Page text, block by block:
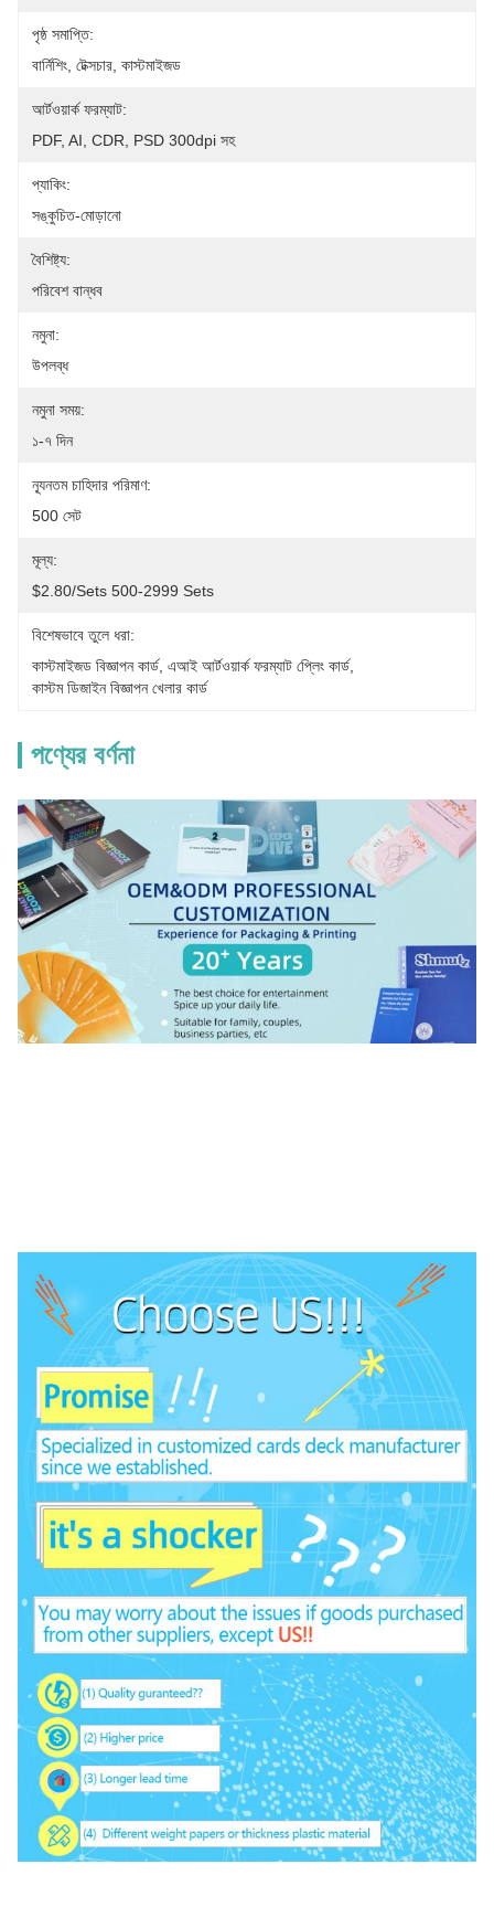
পৃষ্ঠ সমাপ্তি:
বার্নিশিং, টেক্সচার, কাস্টমাইজড
আর্টওয়ার্ক ফরম্যাট:
PDF, AI, CDR, PSD 300dpi সহ
প্যাকিং:
সঙ্কুচিত-মোড়ানো
বৈশিষ্ট্য:
পরিবেশ বান্ধব
নমুনা:
উপলব্ধ
নমুনা সময়:
১-৭ দিন
ন্যূনতম চাহিদার পরিমাণ:
500 সেট
মূল্য:
$2.80/sets 500-2999 Sets
বিশেষভাবে তুলে ধরা:
কাস্টমাইজড বিজ্ঞাপন কার্ড, এআই আর্টওয়ার্ক ফরম্যাট প্লেিং কার্ড,
কাস্টম ডিজাইন বিজ্ঞাপন খেলার কার্ড
পণ্যের বর্ণনা